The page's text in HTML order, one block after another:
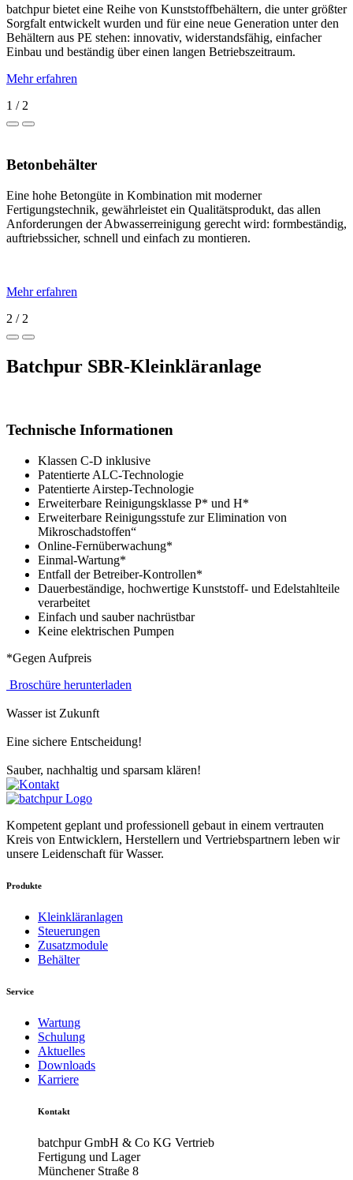
batchpur bietet eine Reihe von Kunststoffbehältern, die unter größter
Sorgfalt entwickelt wurden und für eine neue Generation unter den
Behältern aus PE stehen: innovativ, widerstandsfähig, einfacher
Einbau und beständig über einen langen Betriebszeitraum.
Mehr erfahren
1 / 2
Betonbehälter
Eine hohe Betongüte in Kombination mit moderner
Fertigungstechnik, gewährleistet ein Qualitätsprodukt, das allen
Anforderungen der Abwasserreinigung gerecht wird: formbeständig,
auftriebssicher, schnell und einfach zu montieren.
Mehr erfahren
2 / 2
Batchpur SBR-Kleinkläranlage
Technische Informationen
Klassen C-D inklusive
Patentierte ALC-Technologie
Patentierte Airstep-Technologie
Erweiterbare Reinigungsklasse P* und H*
Erweiterbare Reinigungsstufe zur Elimination von
Mikroschadstoffen“
Online-Fernüberwachung*
Einmal-Wartung*
Entfall der Betreiber-Kontrollen*
Dauerbeständige, hochwertige Kunststoff- und Edelstahlteile
verarbeitet
Einfach und sauber nachrüstbar
Keine elektrischen Pumpen
*Gegen Aufpreis
Broschüre herunterladen
Wasser ist Zukunft
Eine sichere Entscheidung!
Sauber, nachhaltig und sparsam klären!
Kompetent geplant und professionell gebaut in einem vertrauten
Kreis von Entwicklern, Herstellern und Vertriebspartnern leben wir
unsere Leidenschaft für Wasser.
Produkte
Kleinkläranlagen
Steuerungen
Zusatzmodule
Behälter
Service
Wartung
Schulung
Aktuelles
Downloads
Karriere
Kontakt
batchpur GmbH & Co KG Vertrieb
Fertigung und Lager
Münchener Straße 8